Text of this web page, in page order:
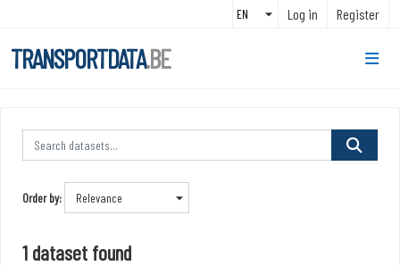
Log in Register
TRANSPORTDATA.BE
Order by
1 dataset found